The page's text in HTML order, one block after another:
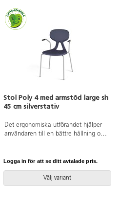
Stol Poly 4 med armstöd large sh
45 cm silverstativ
Det ergonomiska utförandet hjälper
användaren till en bättre hållning och
man vänder den. Lätt att rengöra.
Skal i polyuretan. Silverlackerat stativ
RAL 9006. Mått: Sitthöjd 45 cm.
Sitsbredd 44 cm. Sitsdjup 40 cm.
Logga in för att se ditt avtalade pris.
Välj variant